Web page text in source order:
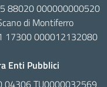
88020 000000000520
di Montiferro
17300 000012132080
Enti Pubblici
04306 TU0000032569